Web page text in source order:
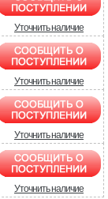
Уточнить наличие
Уточнить наличие
Уточнить наличие
Уточнить наличие